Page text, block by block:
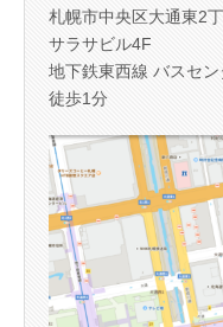
札幌市中央区大通東2
サラサビル4F
地下鉄東西線 バスセ
徒歩1分